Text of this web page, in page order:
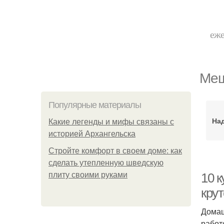
Популярные материалы
Какие легенды и мифы связаны с
историей Архангельска
Стройте комфорт в своем доме: как
сделать утепленную шведскую
плиту своими руками
10